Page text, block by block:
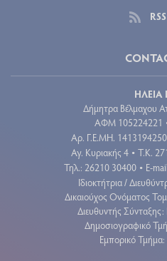
ΗΛΕΙΑ
Δήμητρα Βέλμαχου
ΑΦΜ 105224221
Aρ. Γ.Ε.ΜΗ.
Αγ. Κυριακής 4 • Τ.Κ.
Τηλ.: 26210 30400 • E-
Ιδιοκτήτρια /
Δικαιούχος Ονόματος
Διευθυντής
Δημοσιογραφικό
Εμπορικό